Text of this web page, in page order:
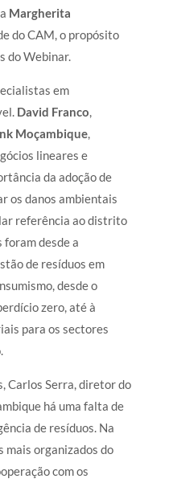
Margherita
do CAM, o propósito
do Webinar.
em
David Franco,
Moçambique,
lineares e
da adoção de
os danos ambientais
referência ao distrito
foram desde a
de resíduos em
desde o
zero, até à
para os sectores
Carlos Serra, diretor do
há uma falta de
de resíduos. Na
mais organizados do
com os